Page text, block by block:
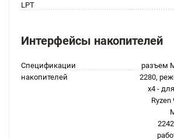
LPT
Интерфейсы накопителей
Спецификации
накопителей
разъем
2280,
x4 -